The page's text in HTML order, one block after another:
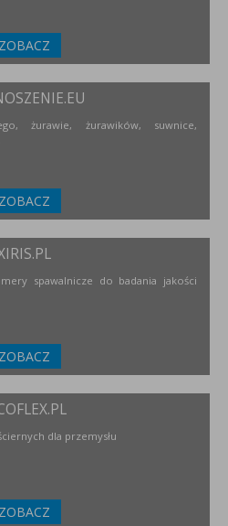
ZOBACZ
żurawie, żurawików, suwnice,
ZOBACZ
spawalnicze do badania jakości
ZOBACZ
dla przemysłu
ZOBACZ